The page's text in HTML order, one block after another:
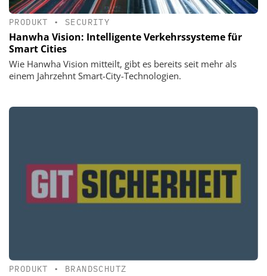
PRODUKT • SECURITY
Hanwha Vision: Intelligente Verkehrssysteme für
Smart Cities
Wie Hanwha Vision mitteilt, gibt es bereits seit mehr als
einem Jahrzehnt Smart-City-Technologien.
PRODUKT • BRANDSCHUTZ